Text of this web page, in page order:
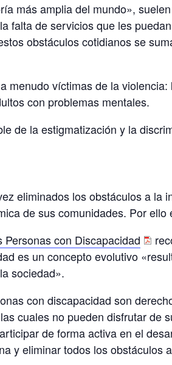
más amplia del mundo»,
falta de servicios que les
obstáculos cotidianos se
menudo víctimas de la
con problemas mentales.
de la estigmatización y la
eliminados los obstáculos a
de sus comunidades. Por
con Discapacidad
es un concepto evolutivo
sociedad».
con discapacidad son
cuales no pueden disfrutar
de forma activa en el
y eliminar todos los obstáculos